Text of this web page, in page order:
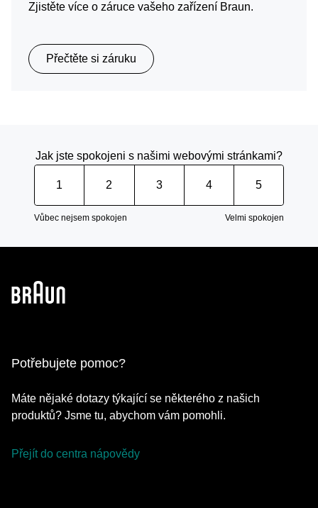
Zjistěte více o záruce vašeho zařízení Braun.
Přečtěte si záruku
Jak jste spokojeni s našimi webovými stránkami?
1 2 3 4 5
Vůbec nejsem spokojen Velmi spokojen
Potřebujete pomoc?
Máte nějaké dotazy týkající se některého z našich
produktů? Jsme tu, abychom vám pomohli.
Přejít do centra nápovědy